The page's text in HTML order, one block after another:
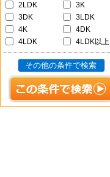
2LDK
3K
3DK
3LDK
4K
4DK
4LDK
4LDK以上
その他の条件で検索